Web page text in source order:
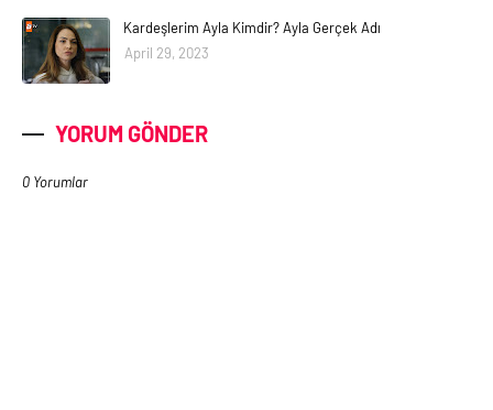
Kardeşlerim Ayla Kimdir? Ayla Gerçek Adı
April 29, 2023
YORUM GÖNDER
0 Yorumlar